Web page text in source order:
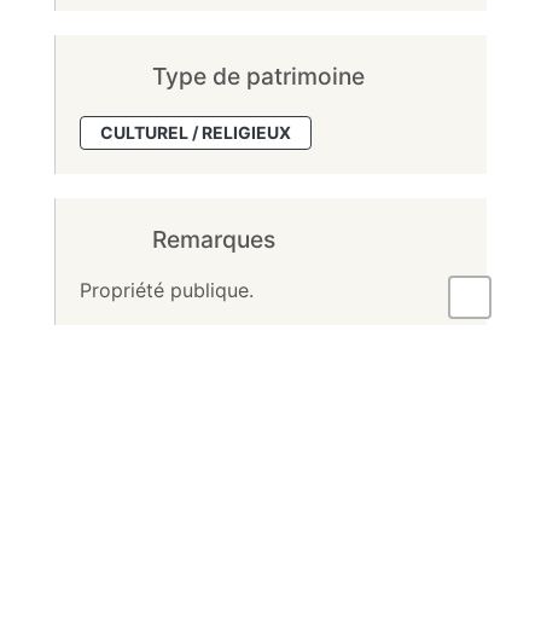
Type de patrimoine
CULTUREL / RELIGIEUX
Remarques
Propriété publique.